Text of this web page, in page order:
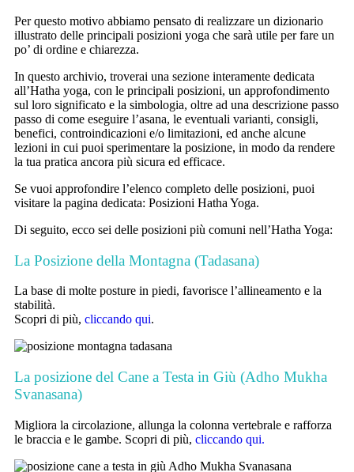
Per questo motivo abbiamo pensato di realizzare un dizionario
illustrato delle principali posizioni yoga che sarà utile per fare un
po’ di ordine e chiarezza.
In questo archivio, troverai una sezione interamente dedicata
all’Hatha yoga, con le principali posizioni, un approfondimento
sul loro significato e la simbologia, oltre ad una descrizione passo
passo di come eseguire l’asana, le eventuali varianti, consigli,
benefici, controindicazioni e/o limitazioni, ed anche alcune
lezioni in cui puoi sperimentare la posizione, in modo da rendere
la tua pratica ancora più sicura ed efficace.
Se vuoi approfondire l’elenco completo delle posizioni, puoi
visitare la pagina dedicata: Posizioni Hatha Yoga.
Di seguito, ecco sei delle posizioni più comuni nell’Hatha Yoga:
La Posizione della Montagna (Tadasana)
La base di molte posture in piedi, favorisce l’allineamento e la
stabilità.
Scopri di più, cliccando qui.
La posizione del Cane a Testa in Giù (Adho Mukha
Svanasana)
Migliora la circolazione, allunga la colonna vertebrale e rafforza
le braccia e le gambe. Scopri di più, cliccando qui.